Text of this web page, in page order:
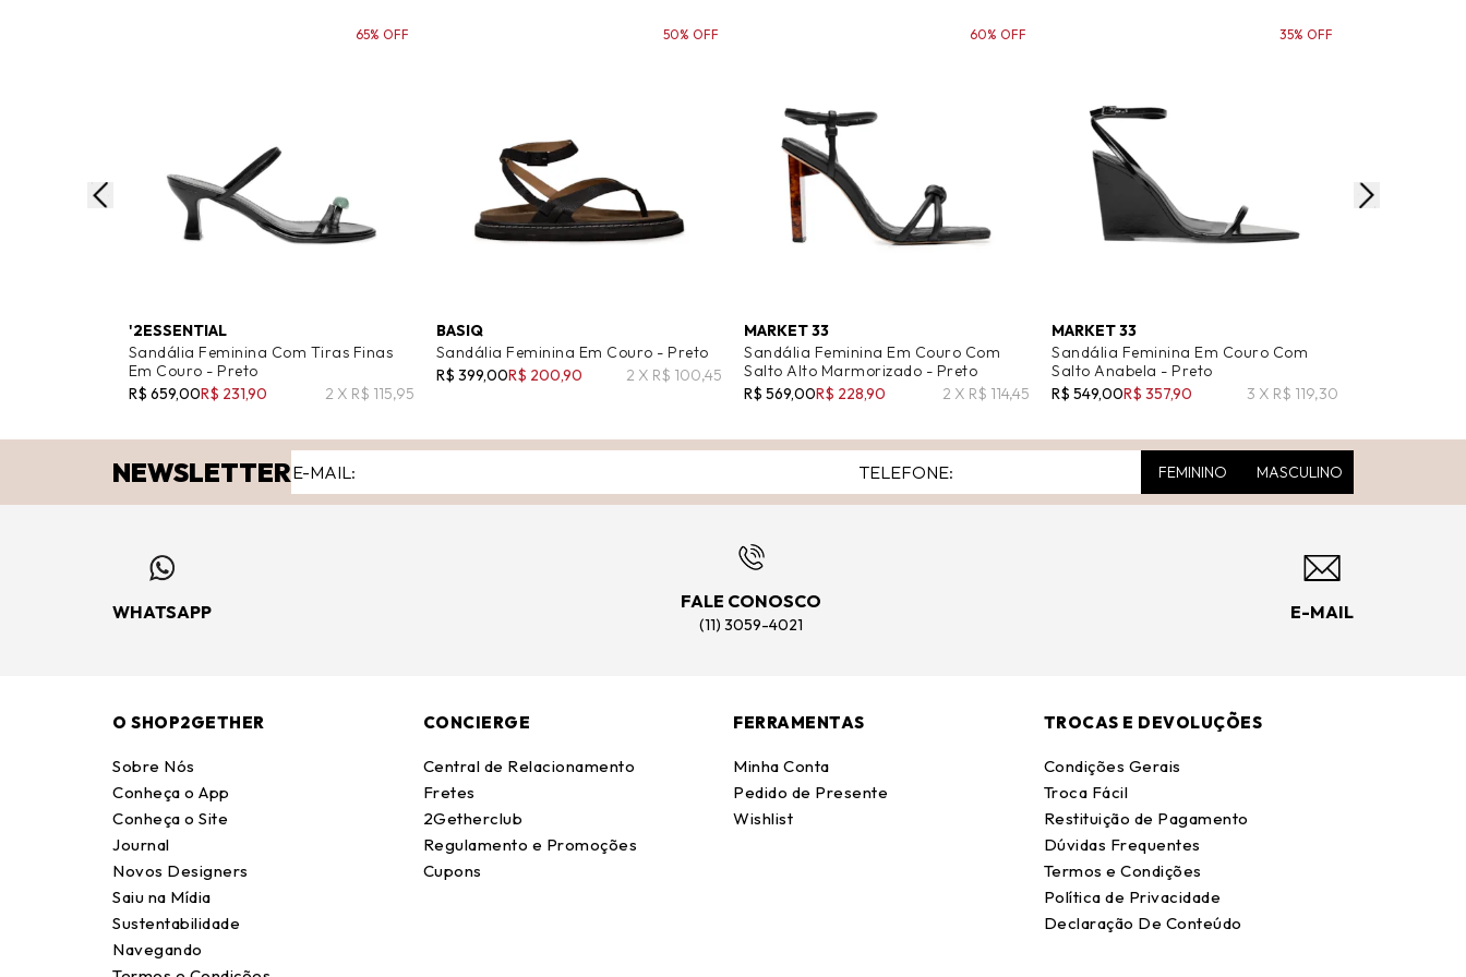
'2ESSENTIAL
Sandália Feminina Com Tiras Finas
Em Couro - Preto
R$ 659,00R$ 231,90 2 X R$ 115,95
65% OFF
BASIQ
Sandália Feminina Em Couro - Preto
R$ 399,00R$ 200,90 2 X R$ 100,45
50% OFF
MARKET 33
Sandália Feminina Em Couro Com
Salto Alto Marmorizado - Preto
R$ 569,00R$ 228,90 2 X R$ 114,45
60% OFF
MARKET 33
Sandália Feminina Em Couro Com
Salto Anabela - Preto
R$ 549,00R$ 357,90 3 X R$ 119,30
35% OFF
NEWSLETTER FEMININO MASCULINO
WHATSAPP
FALE CONOSCO
(11) 3059-4021
E-MAIL
O SHOP2GETHER
Sobre Nós
Conheça o App
Conheça o Site
Journal
Novos Designers
Saiu na Mídia
Sustentabilidade
Navegando
CONCIERGE
Central de Relacionamento
Fretes
2Getherclub
Regulamento e Promoções
Cupons
FERRAMENTAS
Minha Conta
Pedido de Presente
Wishlist
TROCAS E DEVOLUÇÕES
Condições Gerais
Troca Fácil
Restituição de Pagamento
Dúvidas Frequentes
Termos e Condições
Política de Privacidade
Declaração De Conteúdo